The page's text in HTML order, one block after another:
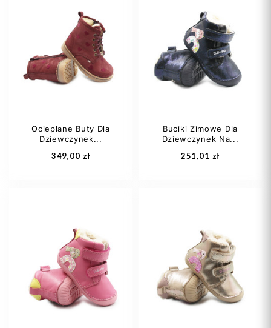
27
28
29
30 +1
Dodaj do koszyka
23
24
25
Dodaj do koszyka
Ocieplane Buty Dla
Dziewczynek...
349,00 zł
22
23
25
Buciki Zimowe Dla
Dziewczynek Na...
251,01 zł
20 22 25